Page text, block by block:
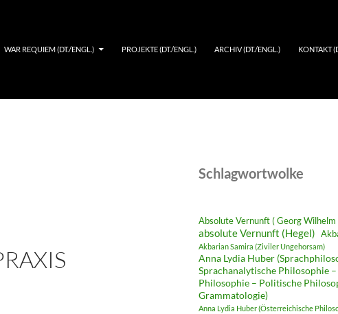
WAR REQUIEM (DT./ENGL.) PROJEKTE (DT./ENGL.) ARCHIV (DT./ENGL.) KONTAKT
Schlagwortwolke
Absolute Vernunft ( Georg Wilhelm
absolute Vernunft (Hegel)
Akbarian Samira (Ziviler Ungehorsam)
Anna Lydia Huber
Sprachanalytische Philosophie
Philosophie – Politische
Grammatologie)
Anna Lydia Huber (Österreichische